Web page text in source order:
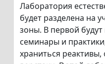
Лаборатория
будет разделена на
зоны. В первой
семинары и
храниться